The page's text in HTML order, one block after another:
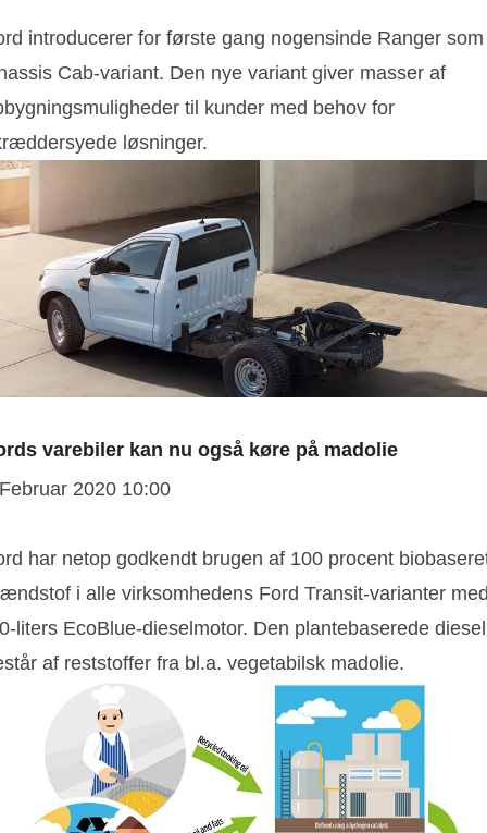
introducerer for første gang nogensinde Ranger som
Cab-variant. Den nye variant giver masser af
til kunder med behov for
løsninger.
varebiler kan nu også køre på madolie
2020 10:00
har netop godkendt brugen af 100 procent
i alle virksomhedens Ford Transit-varianter
liters EcoBlue-dieselmotor. Den plantebaserede diesel
af reststoffer fra bl.a. vegetabilsk madolie.